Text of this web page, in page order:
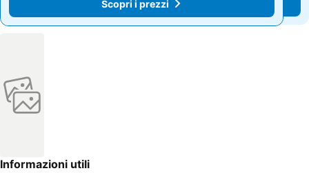
Scopri i prezzi
Scopri i prezzi
Informazioni utili